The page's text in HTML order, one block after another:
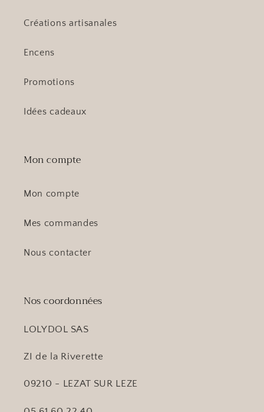
Créations artisanales
Encens
Promotions
Idées cadeaux
Mon compte
Mon compte
Mes commandes
Nous contacter
Nos coordonnées
LOLYDOL SAS
ZI de la Riverette
09210 - LEZAT SUR LEZE